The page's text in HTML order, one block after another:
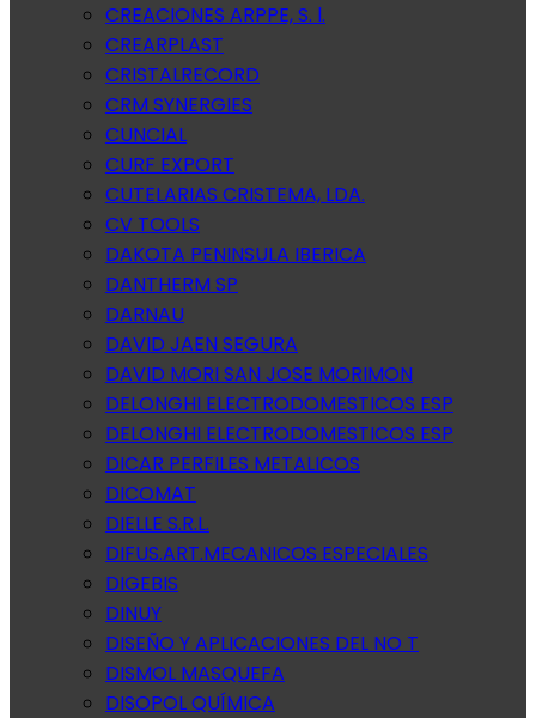
CREACIONES ARPPE, S. l.
CREARPLAST
CRISTALRECORD
CRM SYNERGIES
CUNCIAL
CURF EXPORT
CUTELARIAS CRISTEMA, LDA.
CV TOOLS
DAKOTA PENINSULA IBERICA
DANTHERM SP
DARNAU
DAVID JAEN SEGURA
DAVID MORI SAN JOSE MORIMON
DELONGHI ELECTRODOMESTICOS ESP
DELONGHI ELECTRODOMESTICOS ESP
DICAR PERFILES METALICOS
DICOMAT
DIELLE S.R.L.
DIFUS.ART.MECANICOS ESPECIALES
DIGEBIS
DINUY
DISEÑO Y APLICACIONES DEL NO T
DISMOL MASQUEFA
DISOPOL QUÍMICA